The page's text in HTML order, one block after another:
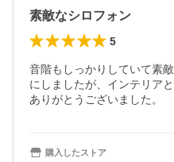
素敵なシロフォン
5
音階もしっかりしていて素
にしましたが、インテリア
ありがとうございました。
購入したストア